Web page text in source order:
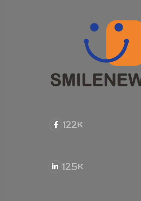
122K
125K